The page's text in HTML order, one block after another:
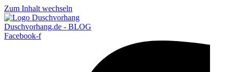
Zum Inhalt wechseln
Duschvorhang.de - BLOG
Facebook-f